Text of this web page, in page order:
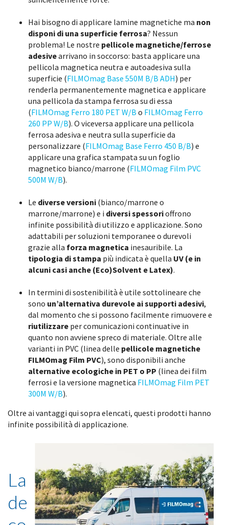
Hai bisogno di applicare lamine magnetiche ma non
disponi di una superficie ferrosa? Nessun
problema! Le nostre pellicole magnetiche/ferrose
adesivearrivano in soccorso: basta applicare una
pellicola magnetica neutra e autoadesiva sulla
superficie (FILMOmag Base 550M B/B ADH) per
renderla permanentemente magnetica e applicare
una pellicola da stampa ferrosa su di essa
(FILMOmag Ferro 180 PET W/B o FILMOmag Ferro
260 PP W/B). O viceversa applicare una pellicola
ferrosa adesiva e neutra sulla superficie da
personalizzare (FILMOmag Base Ferro 450 B/B) e
applicare una grafica stampata su un foglio
magnetico bianco/marrone (FILMOmag Film PVC
500M W/B).
Le diverse versioni (bianco/marrone o
marrone/marrone) e i diversi spessorioffrono
infinite possibilità di utilizzo e applicazione. Sono
adattabili per soluzioni temporanee o durevoli
grazie alla forza magnetica inesauribile. La
tipologia di stampa più indicata è quella UV (e in
alcuni casi anche (Eco)Solvent e Latex).
In termini di sostenibilità è utile sottolineare che
sono un’alternativa durevole ai supporti adesivi,
dal momento che si possono facilmente rimuovere e
riutilizzare per comunicazioni continuative in
quanto non avviene spreco di materiale. Oltre alle
varianti in PVC (linea delle pellicole magnetiche
FILMOmag Film PVC), sono disponibili anche
alternative ecologiche in PET o PP (linea dei film
ferrosi e la versione magnetica FILMOmag Film PET
300M W/B).
Oltre ai vantaggi qui sopra elencati, questi prodotti hanno
infinite possibilità di applicazione.
La
de